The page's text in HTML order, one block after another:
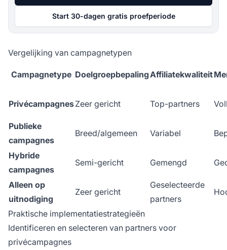
Start 30-dagen gratis proefperiode
Vergelijking van campagnetypen
Campagnetype DoelgroepbepalingAffiliatekwaliteit
PrivécampagnesZeer gericht Top-partners
Publieke
campagnes
Breed/algemeen Variabel
Hybride
campagnes
Semi-gericht Gemengd
Alleen op
uitnodiging
Zeer gericht
Geselecteerde
partners
Praktische implementatiestrategieën
Identificeren en selecteren van partners voor
privécampagnes